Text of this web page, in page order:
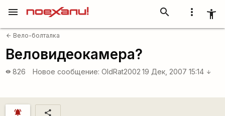
more_vert accessibility_new
search
menu
arrow_back Вело-болталка
Веловидеокамера?
visibility 826 Новое сообщение: OldRat2002 19 Дек, 2007 15:14 arrow_downward
notifications_active share